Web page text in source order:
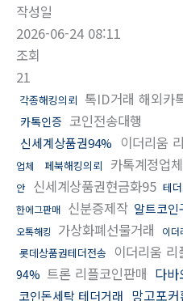
작성일
2026-06-24 08:11
조회
21
각종해킹의뢰 톡ID거래 해외카
카톡인증 코인전송대행
신세계상품권94% 이더리움
업체
페북해킹의뢰 카톡계정업
안
신세계상품권현금화95 테
한에그판매 신분증제작 알트코인
오톡해킹
가상화폐선물거래 이더
롯데상품권테더전송 이더리움 리
94% 트론 리플코인판매 다바
코인돈세탁 테더거래 망고포